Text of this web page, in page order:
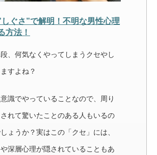
しぐさ”で解明！不明な男性心理
方法！
、何気なくやってしまうクセやし
すよね？
識でやっていることなので、周り
れて驚いたことのある人もいるの
ょうか？実はこの「クセ」には、
深層心理が隠されていることもあ